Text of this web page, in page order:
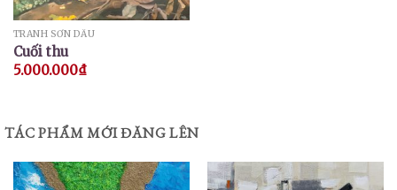
TRANH SƠN DẦU
Cuối thu
5.000.000₫
TÁC PHẨM MỚI ĐĂNG LÊN